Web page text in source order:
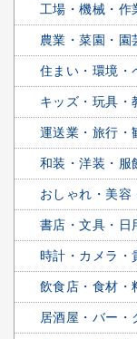
工場・機械・作
農業・菜園・園
住まい・環境・
キッズ・玩具・
運送業・旅行・
和装・洋装・服
おしゃれ・美容
書店・文具・日
時計・カメラ・
飲食店・食材・
居酒屋・バー・